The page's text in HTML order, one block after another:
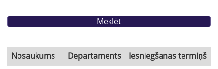
Nosaukums Departaments
Iesniegšanas termiņš